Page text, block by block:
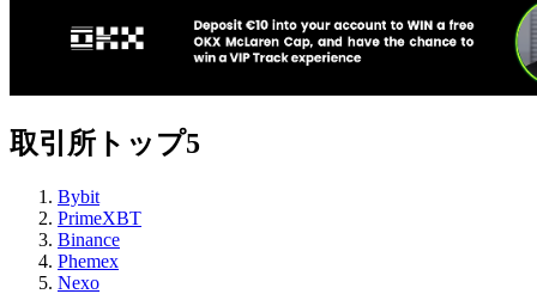
取引所トップ5
Bybit
PrimeXBT
Binance
Phemex
Nexo